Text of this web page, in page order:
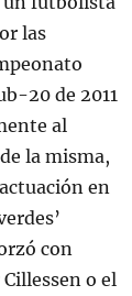
las
20 de 2011
al
la misma,
en
con
o el